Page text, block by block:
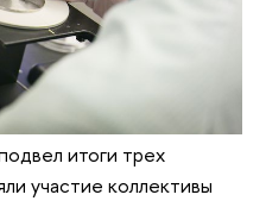
итоги трех
участие коллективы